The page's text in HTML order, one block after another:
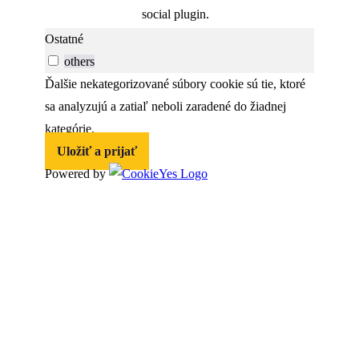
social plugin.
Ostatné
others
Ďalšie nekategorizované súbory cookie sú tie, ktoré
sa analyzujú a zatiaľ neboli zaradené do žiadnej
kategórie.
Uložiť a prijať
Powered by